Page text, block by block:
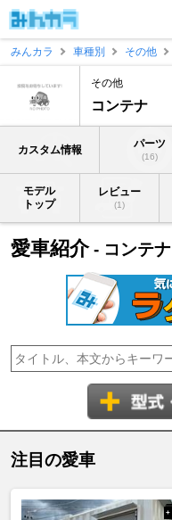
みんカラ
車種別 その他
その他
コンテナ
カスタム情報 パーツ
(16)
モデル
トップ
レビュー
(1)
愛車紹介- コンテナ
注目の愛車
+